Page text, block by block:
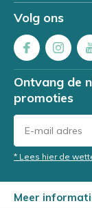
Volg ons
Ontvang de
promoties
* Lees hier de
Meer